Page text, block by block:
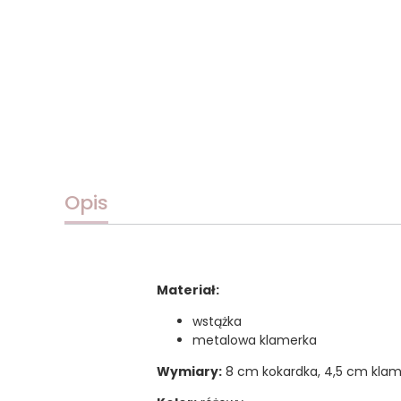
Opis
Materiał:
wstążka
metalowa klamerka
Wymiary:8 cm kokardka, 4,5 cm